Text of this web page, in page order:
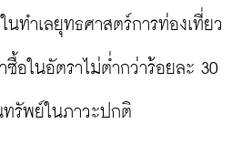
ทำเลยุทธศาสตร์การท่องเที่ยว
ซื้อในอัตราไม่ต่ำกว่าร้อยละ 30
รัพย์ในภาวะปกติ